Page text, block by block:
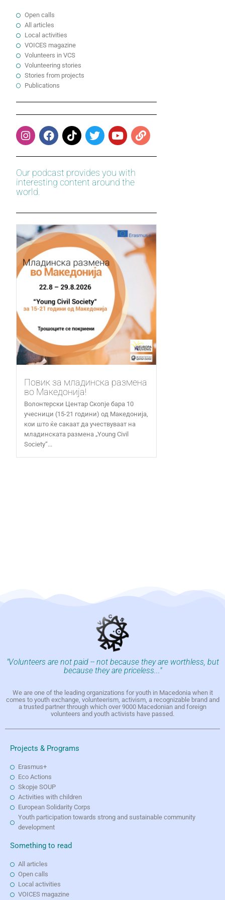
Open calls
All articles
Local activities
VOICES magazine
Volunteers in VCS
Volunteering stories
Stories from projects
Publications
Our podcast provides you with
interesting content around the
world.
Повик за младинска размена
во Македонија!
Волонтерски Центар Скопје бара 10
учесници (15-21 години) од Македонија,
кои што ќе сакаат да учествуваат на
младинската размена „Young Civil
Society“...
"Volunteers are not paid -- not because they are worthless, but
because they are priceless..."
We are one of the leading organizations for youth in Macedonia when it
comes to youth exchange, volunteerism, activism, a recognizable brand and
a trusted partner through which over 9000 Macedonian and foreign
volunteers and youth activists have passed.
Projects & Programs
Erasmus+
Eco Actions
Skopje SOUP
Activities with children
European Solidarity Corps
Youth participation towards strong and sustainable community
development
Something to read
All articles
Open calls
Local activities
VOICES magazine